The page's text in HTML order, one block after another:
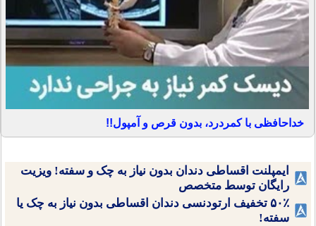
خداحافظی با کمردرد، بدون قرص و آمپول!!
ایمپلنت اقساطی دندان بدون نیاز به چک و سفته! ویزیت
رایگان توسط متخصص
۵۰٪ تخفیف ارتودنسی دندان اقساطی بدون نیاز به چک یا
سفته!